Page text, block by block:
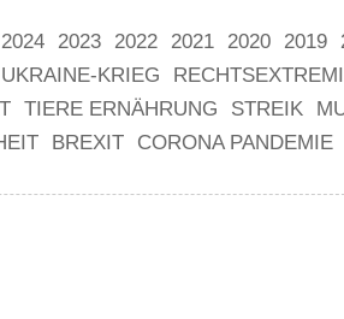
2024 2023 2022 2021 2020 2019
UKRAINE-KRIEG
TIERE ERNÄHRUNG STREIK
BREXIT
CORONA PANDEMIE